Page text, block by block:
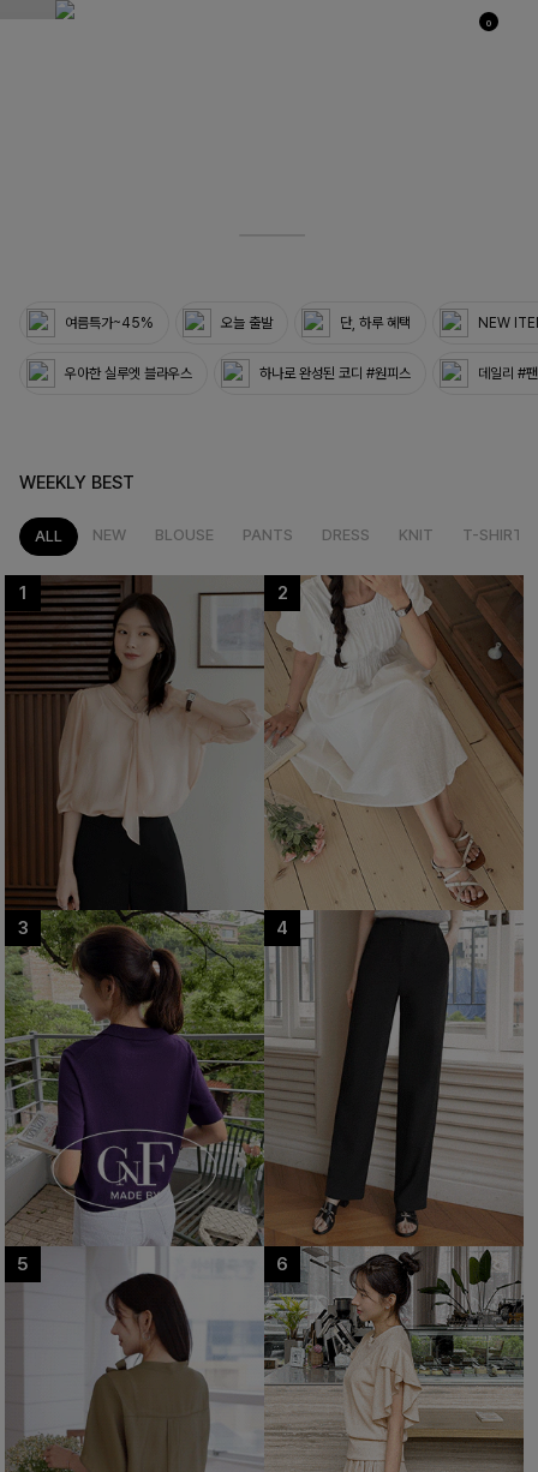
0
여름특가~45% 오늘 출발 단, 하루 혜택 NEW
우아한 실루엣 블라우스 하나로 완성된 코디 #원피스 데일리 #
WEEKLY BEST
ALL NEW BLOUSE PANTS DRESS KNIT T-SHIRT